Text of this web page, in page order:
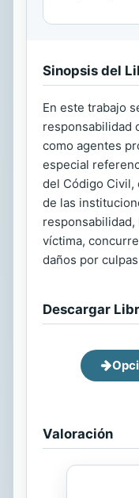
Sinopsis del
En este trabajo
responsabilidad
como agentes
especial
del Código Civil,
de las
responsabilidad,
víctima,
daños por
Descargar
Valoración